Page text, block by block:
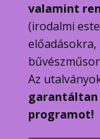
valamint
(irodalmi
Az
garantáltan
programot!